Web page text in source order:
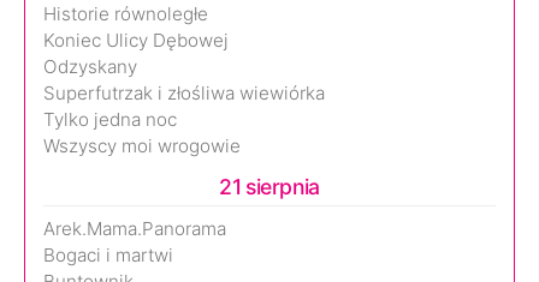
Historie równoległe
Koniec Ulicy Dębowej
Odzyskany
Superfutrzak i złośliwa wiewiórka
Tylko jedna noc
Wszyscy moi wrogowie
21 sierpnia
Arek.Mama.Panorama
Bogaci i martwi